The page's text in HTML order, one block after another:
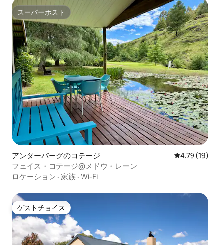
スーパーホスト
スーパーホスト
アンダーバーグのコテージ レビュー19
4.79 (19)
フェイス・コテージ@メドウ・レーン
ロケーション · 家族 · Wi-Fi
ゲストチョイス
ゲストチョイス